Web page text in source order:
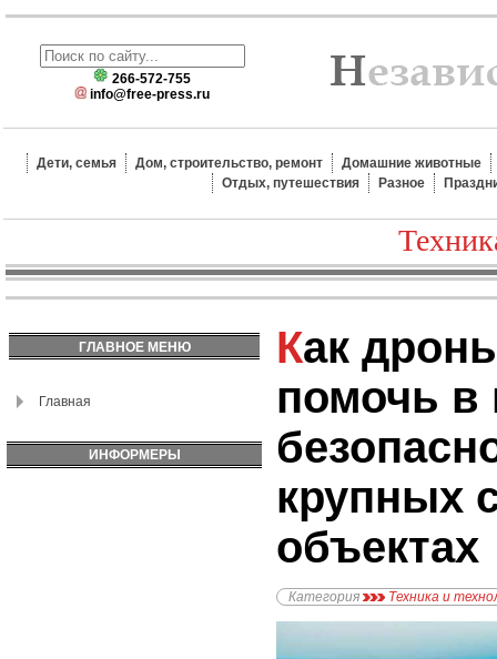
266-572-755
info@free-press.ru
Дети, семья Дом, строительство, ремонт
Домашние животные
Отдых, путешествия
Разное
ГЛАВНОЕ МЕНЮ
Главная
ИНФОРМЕРЫ
Как дроны могут
помочь в
крупных
объектах
Категория Техника и